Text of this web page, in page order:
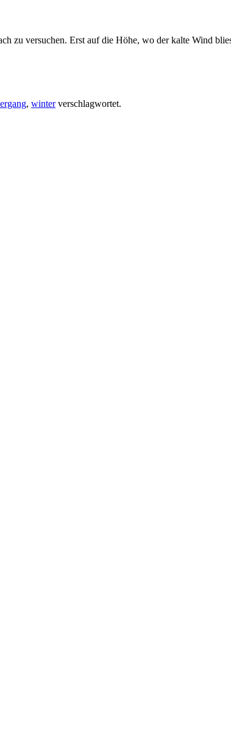
zu versuchen. Erst auf die Höhe, wo der kalte Wind
, winterverschlagwortet.